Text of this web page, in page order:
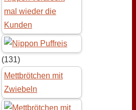
mal wieder die
Kunden
(131)
Mettbrötchen mit
Zwiebeln